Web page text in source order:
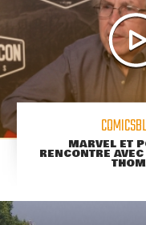
MARVEL ET
RENCONTRE